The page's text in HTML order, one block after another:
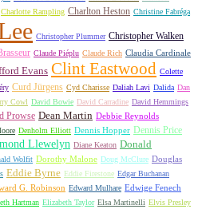
Charlotte Rampling Charlton Heston Christine Fabréga
Christopher Plummer Christopher Walken
Claude Piéplu Claude Rich Claudia Cardinale
Evans Clint Eastwood Colette
Curd Jürgens Cyd Charisse Daliah Lavi Dalida Dan
Cowl David Bowie David Carradine David Hemmings
Prowse Dean Martin Debbie Reynolds
Denholm Elliott Dennis Hopper Dennis Price
Llewelyn Diane Keaton Donald
Wolfit Dorothy Malone Doug McClure Douglas
Eddie Byrne Eddie Firestone Edgar Buchanan
G. Robinson Edward Mulhare Edwige Fenech
Hartman Elizabeth Taylor Elsa Martinelli Elvis Presley